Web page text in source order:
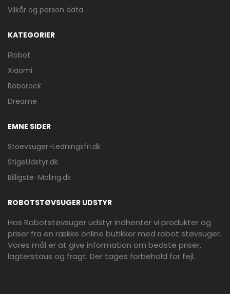
Vilkår og person data
KATEGORIER
iRobot
Xiaomi
Roborock
Dreame
EMNE SIDER
Stoevsuger-Ledningsfri.dk
StigeUdstyr.dk
Billigste-Maling.dk
ROBOTSTØVSUGER UDSTYR
Hos Robotstøvsuger udstyr indhenter vi produkter og
priser fra en række online butikker med robot støvsuger.
Vores mål er at give information om bedste priser,
lagterstaus og fragt. Der tages forbehold for fejl.